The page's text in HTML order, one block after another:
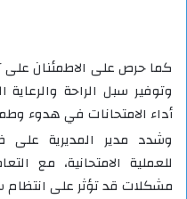
كما حرص على الاطمئنان على
وتوفير سبل الراحة
أداء الامتحانات في هدوء
وشدد مدير المديرية على
للعملية الامتحانية، مع
مشكلات قد تؤثر على انتظام